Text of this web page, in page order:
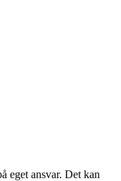
eget ansvar. Det kan